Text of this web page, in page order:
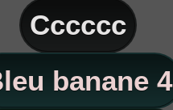
Cccccc
banane 4